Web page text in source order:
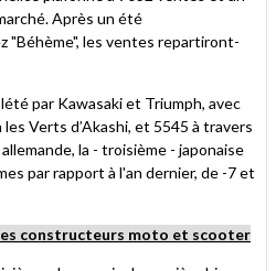
Après un été
"Béhème", les ventes repartiront-
par Kawasaki et Triumph, avec
Verts d’Akashi, et 5545 à travers
la - troisième - japonaise
par rapport à l'an dernier, de -7 et
constructeurs moto et scooter